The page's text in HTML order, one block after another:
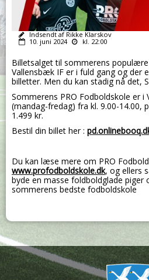
Indsendt af Rikke Klarskov
10. juni 2024
kl. 22:00
Billetsalget til sommerens
Vallensbæk IF er i fuld gang og der
billetter. Men du kan stadig nå det,
Sommerens PRO Fodboldskole er i
(mandag-fredag) fra kl. 9.00-14.00,
1.499 kr.
Bestil din billet her :
Du kan læse mere om PRO
www.profodboldskole.dk, og ellers
byde en masse foldboldglade piger
sommerens bedste fodboldskole